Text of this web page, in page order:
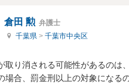
倉田 勲 弁護士
千葉県 > 千葉市中央区
取り消される可能性があるのは
場合、罰金刑以上の対象になる